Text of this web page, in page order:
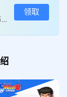
领取